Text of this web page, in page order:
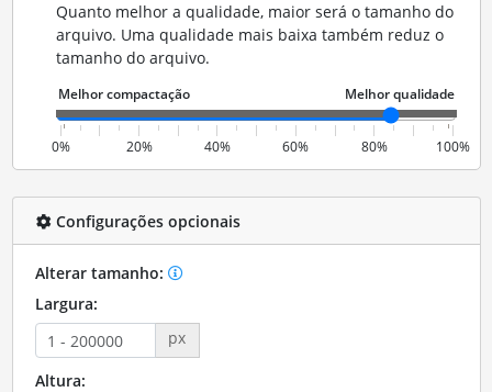
Quanto melhor a qualidade, maior será o tamanho do
arquivo. Uma qualidade mais baixa também reduz o
tamanho do arquivo.
0% 20% 40% 60% 80% 100%
Configurações opcionais
Alterar tamanho:
Largura:
px
Altura: